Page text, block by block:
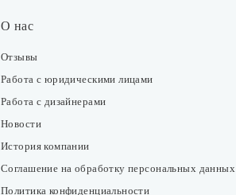
О нас
Отзывы
Работа с юридическими лицами
Работа с дизайнерами
Новости
История компании
Соглашение на обработку персональных данных
Политика конфиденциальности